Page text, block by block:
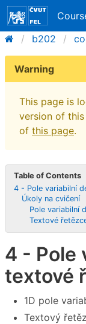
b202
Warning
This page is
version of this
of this page.
Table of Contents
4 - Pole variabilní
Úkoly na cvičení
Pole variabilní
Textové
4 - Pole
textové
1D pole
Textový